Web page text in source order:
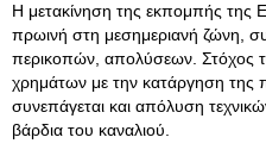
Η μετακίνηση της εκπομπής της
πρωινή στη μεσημεριανή ζώνη,
περικοπών, απολύσεων. Στόχος
χρημάτων με την κατάργηση της
συνεπάγεται και απόλυση
βάρδια του καναλιού.